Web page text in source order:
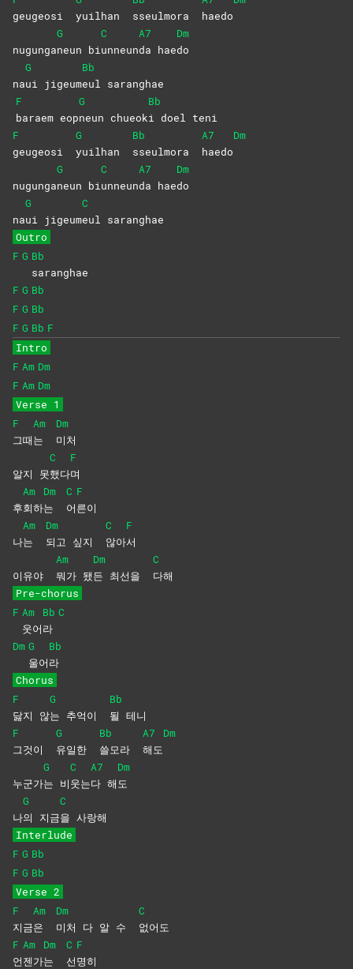
geugeosi
yuilhan
sseulmora
haedo
nugunga
G
neun bi
C
unneun
A7
da hae
Dm
do
na
G
ui
jigeum
Bb
eul saranghae
F
baraem eop
G
neun chueok
Bb
i doel teni
F
geugeosi
G
yuilhan
Bb
sseulmora
A7
haedo
Dm
nugunga
G
neun bi
C
unneun
A7
da hae
Dm
do
na
G
ui
jigeum
C
eul saranghae
Outro
F G Bb
saranghae
F G Bb
F G Bb
F G Bb F
Intro
F Am Dm
F Am Dm
Verse 1
F
그때
Am
는
Dm
미처
알지 못
C
했다
F
며
후
Am
회하
Dm
는
C
어
F
른이
나
Am
는
Dm
되고 싶지
C
않아
F
서
이유야
Am
뭐가 됐
Dm
든 최선을
C
다해
Pre-chorus
F Am
웃어
Bb
라
C
Dm G
울어
Bb
라
Chorus
F
닳지 않
G
는 추억이
Bb
될 테니
F
그것이
G
유일한
Bb
쓸모라
A7
해도
Dm
누군가
G
는 비
C
웃는
A7
다 해
Dm
도
나
G
의 지금
C
을 사랑해
Interlude
F G Bb
F G Bb
Verse 2
F
지금
Am
은
Dm
미처 다 알 수
C
없어도
F
언
Am
젠가
Dm
는
C
선
F
명히